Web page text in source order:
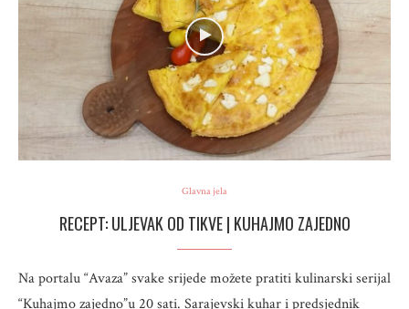
Glavna jela
RECEPT: ULJEVAK OD TIKVE | KUHAJMO ZAJEDNO
Na portalu “Avaza” svake srijede možete pratiti kulinarski serijal
“Kuhajmo zajedno”u 20 sati. Sarajevski kuhar i predsjednik